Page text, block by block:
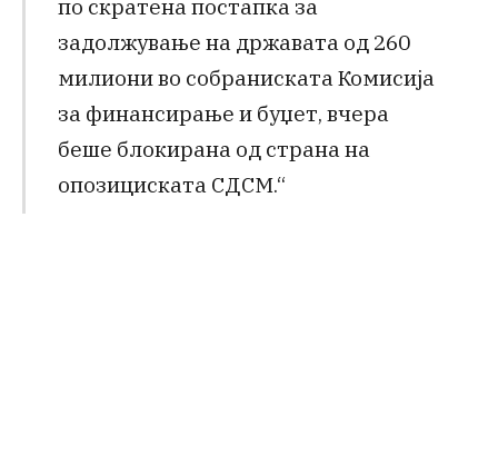
по скратена постапка за
задолжување на државата од 260
милиони во собраниската Комисија
за финансирање и буџет, вчера
беше блокирана од страна на
опозициската СДСМ.“